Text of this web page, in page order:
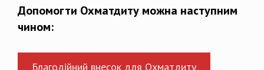
Допомогти Охматдиту можна наступним
чином:
Благодійний внесок для Охматдиту